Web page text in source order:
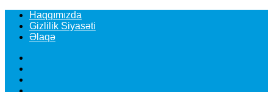
Haqqımızda
Gizlilik Siyasəti
Əlaqə